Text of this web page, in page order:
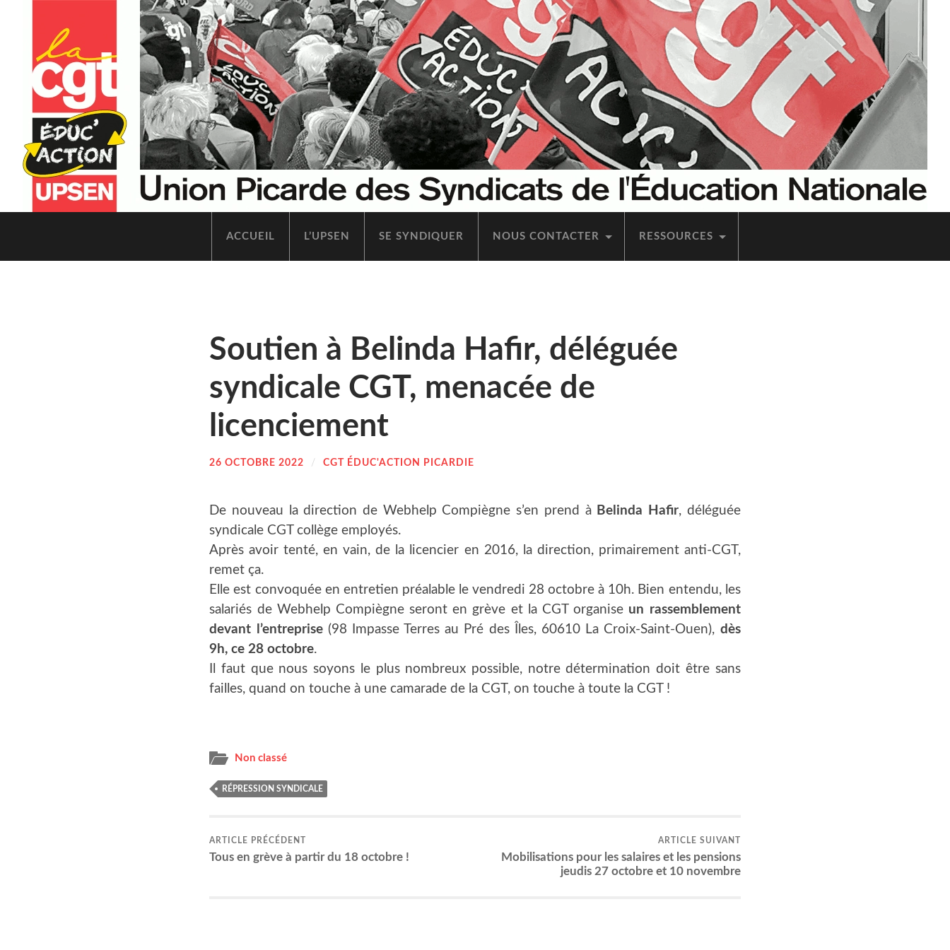
ACCUEIL L’UPSEN SE SYN­DI­QUER NOUS CONTAC­TER RES­SOURCES
Sou­tien à Belin­da Hafir, délé­guée
syn­di­cale CGT, mena­cée de
licenciement
26 OCTOBRE 2022 / CGT ÉDUC'ACTION PICARDIE
De nou­veau la direc­tion de Web­help Com­piègne s’en prend à Belin­da Hafir, délé­guée
syn­di­cale CGT col­lège employés.
Après avoir ten­té, en vain, de la licen­cier en 2016, la direc­tion, pri­mai­re­ment anti-CGT,
remet ça.
Elle est convo­quée en entre­tien préa­lable le ven­dre­di 28 octobre à 10h. Bien enten­du, les
sala­riés de Web­help Com­piègne seront en grève et la CGT orga­nise un ras­sem­ble­ment
devant l’en­tre­prise(98 Impasse Terres au Pré des Îles, 60610 La Croix-Saint-Ouen), dès
9h, ce 28 octobre.
Il faut que nous soyons le plus nom­breux pos­sible, notre déter­mi­na­tion doit être sans
failles, quand on touche à une cama­rade de la CGT, on touche à toute la CGT !
Non classé
RÉPRESSION SYNDICALE
ARTICLE PRÉCÉDENT
Tous en grève à par­tir du 18 octobre !
ARTICLE SUIVANT
Mobi­li­sa­tions pour les salaires et les pen­sions
jeu­dis 27 octobre et 10 novembre